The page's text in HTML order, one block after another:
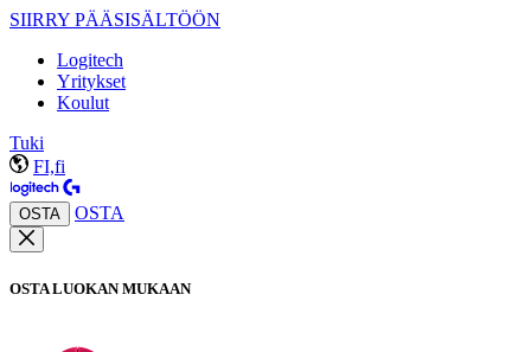
SIIRRY PÄÄSISÄLTÖÖN
Logitech
Yritykset
Koulut
Tuki
FI,fi
OSTA OSTA
OSTA LUOKAN MUKAAN